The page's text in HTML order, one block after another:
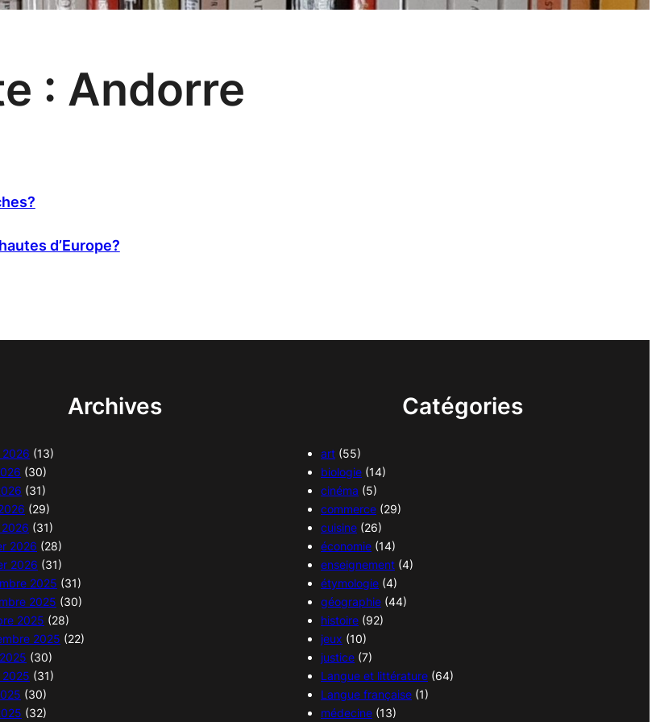
: Andorre
d’Europe?
Archives
2026 (13)
(30)
(31)
(29)
(31)
2026 (28)
2026 (31)
2025 (31)
2025 (30)
2025 (28)
2025 (22)
(30)
2025 (31)
(30)
(32)
Catégories
art (55)
biologie (14)
cinéma (5)
commerce (29)
cuisine (26)
économie (14)
enseignement (4)
étymologie (4)
géographie (44)
histoire (92)
jeux (10)
justice (7)
Langue et littérature (64)
Langue française (1)
médecine (13)